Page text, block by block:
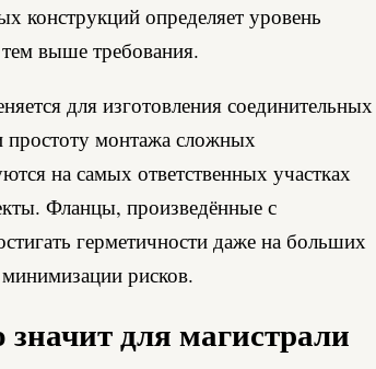
конструкций определяет уровень
выше требования.
для изготовления соединительных
простоту монтажа сложных
на самых ответственных участках
Фланцы, произведённые с
герметичности даже на больших
минимизации рисков.
для магистрали